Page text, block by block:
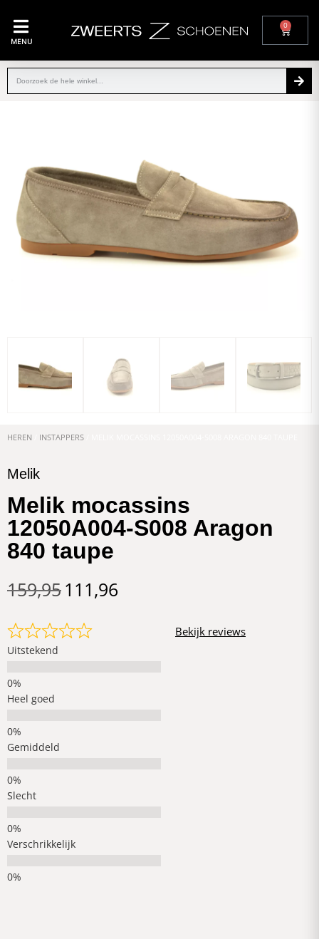
MENU
0
HEREN INSTAPPERS
Melik
Melik mocassins
12050A004-S008 Aragon
840 taupe
159,95111,96
Uitstekend
Heel goed
Gemiddeld
Slecht
Verschrikkelijk
Bekijk reviews